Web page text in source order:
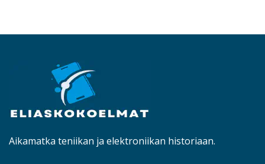
Aikamatka teniikan ja elektroniikan historiaan.